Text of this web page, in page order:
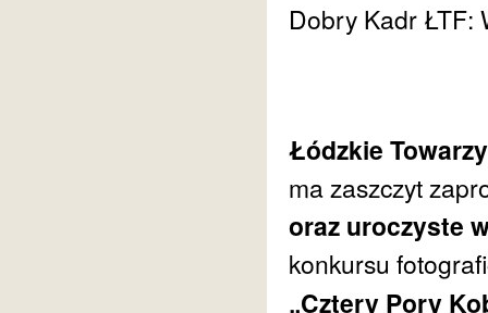
Dobry Kadr ŁTF:
Łódzkie
ma zaszczyt
oraz uroczyste
konkursu
„Cztery Pory